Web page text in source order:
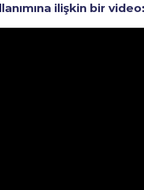
ilişkin bir video: